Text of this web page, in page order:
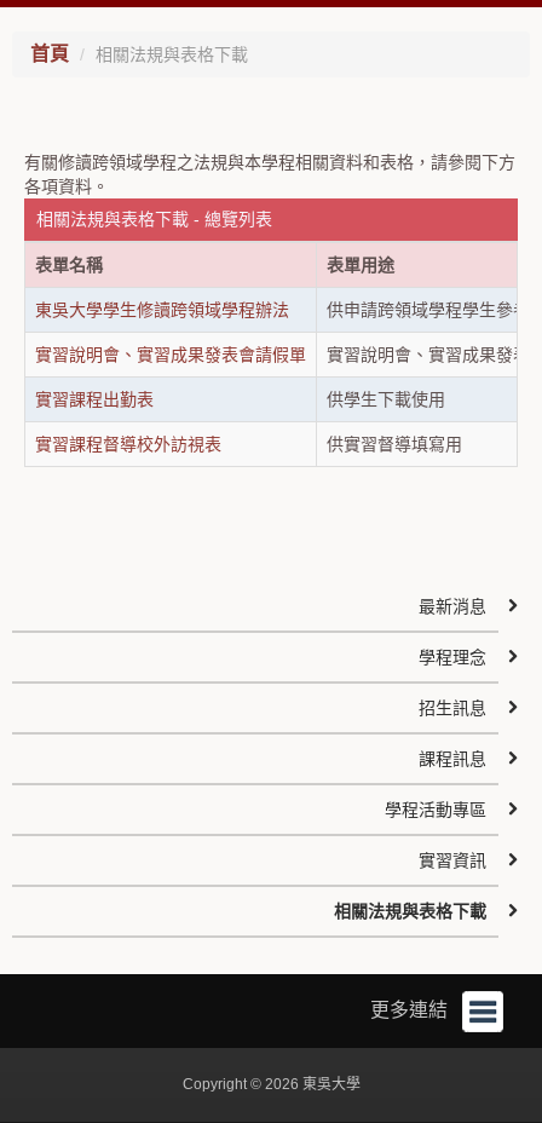
首頁 相關法規與表格下載
有關修讀跨領域學程之法規與本學程相關資料和表格，請參閱下方
各項資料。
相關法規與表格下載 - 總覽列表
表單名稱 表單用途
東吳大學學生修讀跨領域學程辦法 供申請跨領域學程學生參考
實習說明會、實習成果發表會請假單 實習說明會、實習成果發表
實習課程出勤表 供學生下載使用
實習課程督導校外訪視表 供實習督導填寫用
最新消息
學程理念
招生訊息
課程訊息
學程活動專區
實習資訊
相關法規與表格下載
更多連結
Copyright © 2026 東吳大學